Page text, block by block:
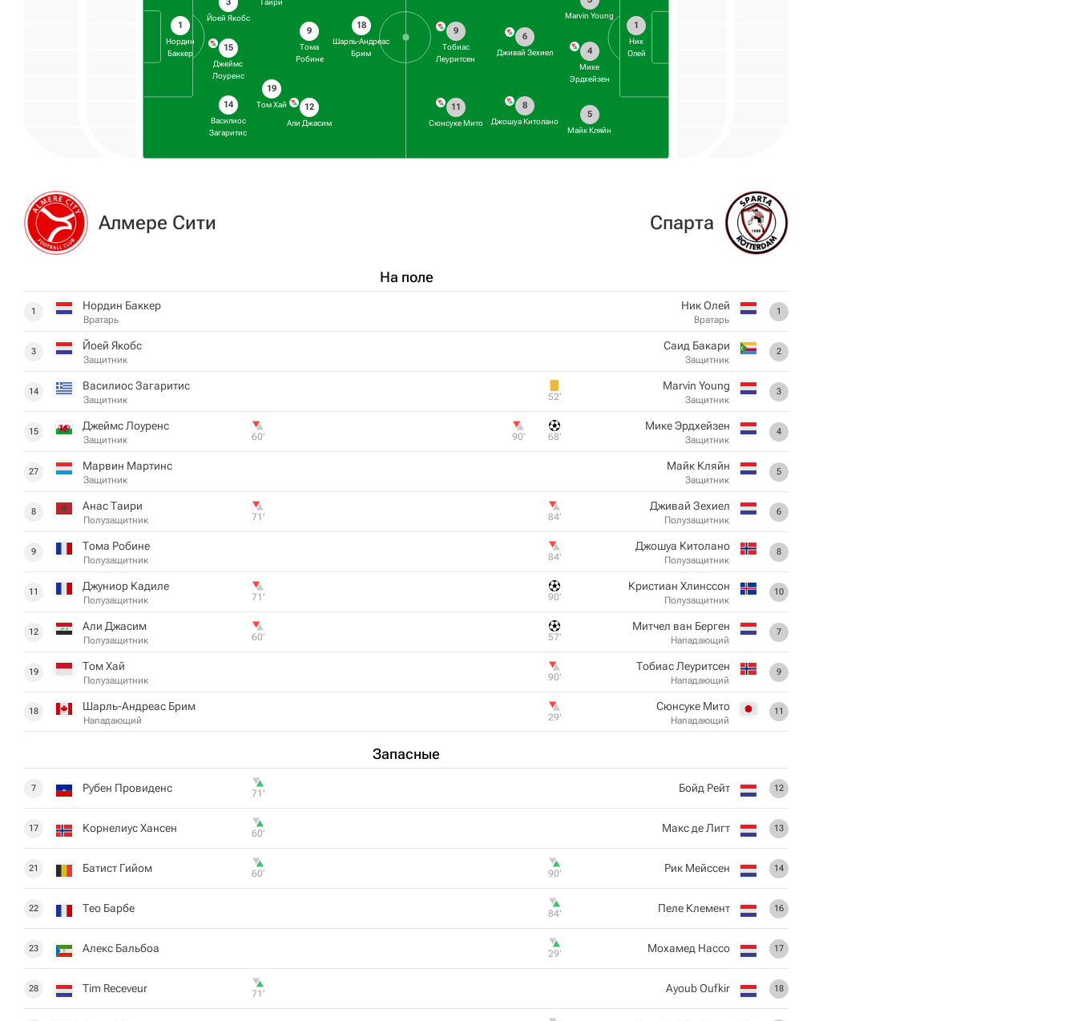
1
Нордин
Баккер
3
Йоей Якобс
15
Джеймс
Лоуренс
14
Василиос
Загаритис
19
Том Хай
9
Тома
Робине
12
Али Джасим
18
Шарль-Андреас
Брим
1
Ник
Олей
Marvin Young
4
Мике
Эрдхейзен
5
Майк Кляйн
6
Дживай Зехиел
8
Джошуа Китолано
9
Тобиас
Леуритсен
11
Сюнсуке Мито
Алмере Сити
На поле
1 Нордин Баккер
Вратарь
3 Йоей Якобс
Защитник
14 Василиос Загаритис
Защитник
15 Джеймс Лоуренс
Защитник 60‎’‎
27 Марвин Мартинс
Защитник
8 Анас Таири
Полузащитник 71‎’‎
9 Тома Робине
Полузащитник
11 Джуниор Кадиле
Полузащитник 71‎’‎
12 Али Джасим
Полузащитник 60‎’‎
19 Том Хай
Полузащитник
18 Шарль-Андреас Брим
Нападающий
Запасные
7 Рубен Провиденс 71‎’‎
17 Корнелиус Хансен 60‎’‎
21 Батист Гийом 60‎’‎
22 Тео Барбе
23 Алекс Бальбоа
28 Tim Receveur 71‎’‎
Спарта
1
Ник Олей
Вратарь
2
Саид Бакари
Защитник
3
Marvin Young
Защитник
52‎’‎
4
Мике Эрдхейзен
Защитник
68‎’‎
90‎’‎
5
Майк Кляйн
Защитник
6
Дживай Зехиел
Полузащитник
84‎’‎
8
Джошуа Китолано
Полузащитник
84‎’‎
10
Кристиан Хлинссон
Полузащитник
90‎’‎
7
Митчел ван Берген
Нападающий
57‎’‎
9
Тобиас Леуритсен
Нападающий
90‎’‎
11
Сюнсуке Мито
Нападающий
29‎’‎
12
Бойд Рейт
13
Макс де Лигт
14
Рик Мейссен
90‎’‎
16
Пеле Клемент
84‎’‎
17
Мохамед Нассо
29‎’‎
18
Ayoub Oufkir